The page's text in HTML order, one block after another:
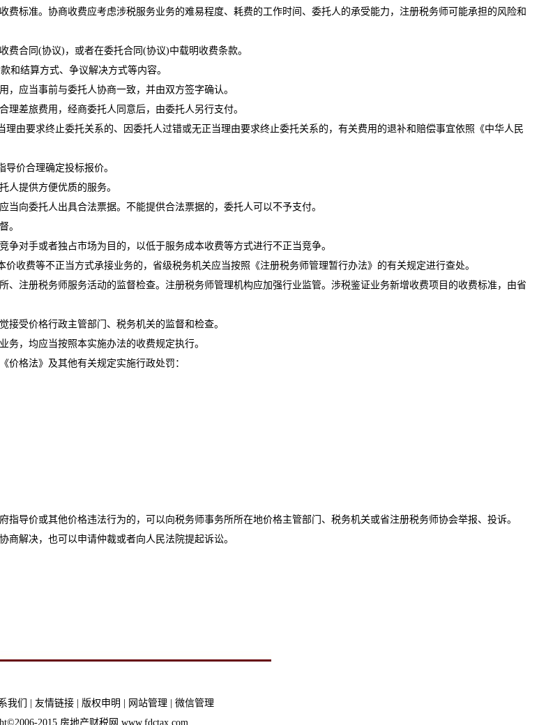
准。协商收费应考虑涉税服务业务的难易程度、耗费的工作时间、委托人的承受能力，注册税务师可能承担的风险和
合同(协议)，或者在委托合同(协议)中载明收费条款。
结算方式、争议解决方式等内容。
应当事前与委托人协商一致，并由双方签字确认。
差旅费用，经商委托人同意后，由委托人另行支付。
要求终止委托关系的、因委托人过错或无正当理由要求终止委托关系的，有关费用的退补和赔偿事宜依照《中华人民
价合理确定投标报价。
提供方便优质的服务。
委托人出具合法票据。不能提供合法票据的，委托人可以不予支付。
。
手或者独占市场为目的，以低于服务成本收费等方式进行不正当竞争。
费等不正当方式承接业务的，省级税务机关应当按照《注册税务师管理暂行办法》的有关规定进行查处。
册税务师服务活动的监督检查。注册税务师管理机构应加强行业监管。涉税鉴证业务新增收费项目的收费标准，由省
受价格行政主管部门、税务机关的监督和检查。
，均应当按照本实施办法的收费规定执行。
格法》及其他有关规定实施行政处罚：
价或其他价格违法行为的，可以向税务师事务所所在地价格主管部门、税务机关或省注册税务师协会举报、投诉。
解决，也可以申请仲裁或者向人民法院提起诉讼。
我们 友情链接| 版权申明 网站管理
微信管理
2015 房地产财税网 www.fdctax.com